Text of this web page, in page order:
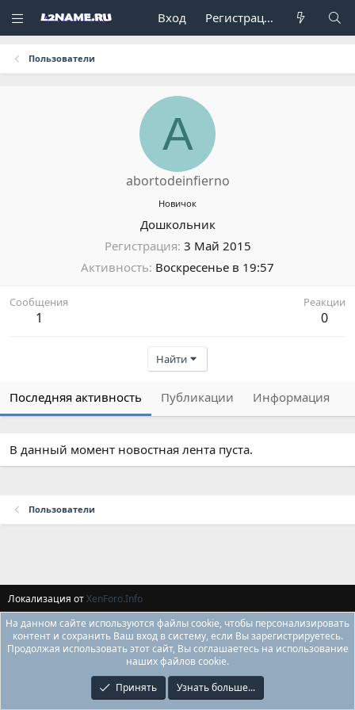
Вход Регистрация
Пользователи
A
abortodeinfierno
Новичок
Дошкольник
Регистрация 3 Май 2015
Активность Воскресенье в 19:57
Сообщения
1
Реакции
0
Найти
Последняя активность Публикации Информация
В данный момент новостная лента пуста.
Пользователи
Локализация отXenForo.Info
На данном сайте используются файлы cookie, чтобы персонализировать
контент и сохранить Ваш вход в систему, если Вы зарегистрируетесь.
Продолжая использовать этот сайт, Вы соглашаетесь на использование
наших файлов cookie.
Принять
Узнать больше...